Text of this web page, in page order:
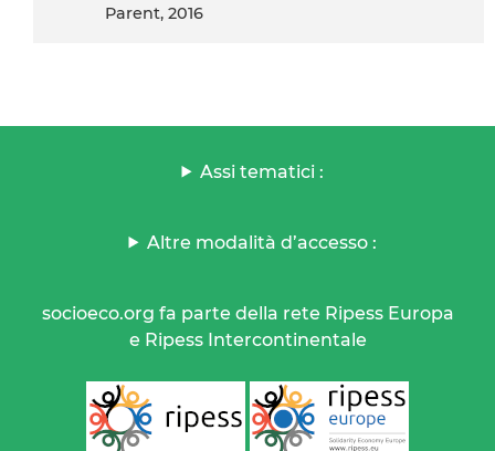
Parent, 2016
Assi tematici :
Altre modalità d’accesso :
socioeco.org fa parte della rete Ripess Europa
e Ripess Intercontinentale